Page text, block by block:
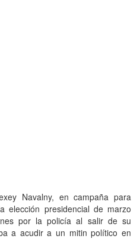
Navalny, en campaña para
elección presidencial de marzo
por la policía al salir de su
a acudir a un mitin político en